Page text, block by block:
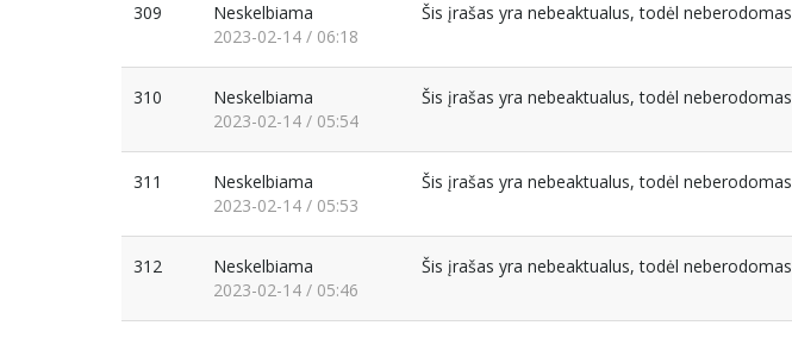
309
Neskelbiama
2023-02-14 / 06:18
Šis įrašas yra nebeaktualus, todėl neberodomas
310
Neskelbiama
2023-02-14 / 05:54
Šis įrašas yra nebeaktualus, todėl neberodomas
311
Neskelbiama
2023-02-14 / 05:53
Šis įrašas yra nebeaktualus, todėl neberodomas
312
Neskelbiama
2023-02-14 / 05:46
Šis įrašas yra nebeaktualus, todėl neberodomas